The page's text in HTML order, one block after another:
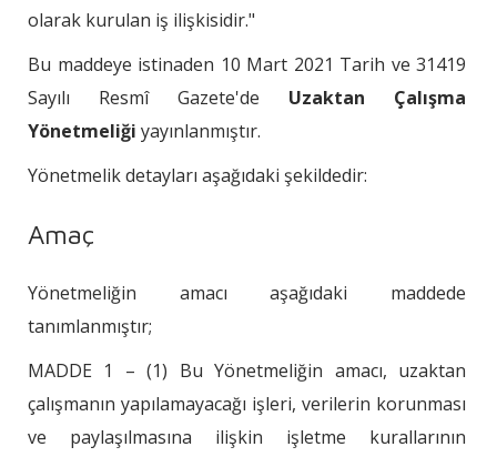
olarak kurulan iş ilişkisidir."
Bu maddeye istinaden 10 Mart 2021 Tarih ve 31419
Sayılı Resmî Gazete'de Uzaktan Çalışma
Yönetmeliği yayınlanmıştır.
Yönetmelik detayları aşağıdaki şekildedir:
Amaç
Yönetmeliğin amacı aşağıdaki maddede
tanımlanmıştır;
MADDE 1 – (1) Bu Yönetmeliğin amacı, uzaktan
çalışmanın yapılamayacağı işleri, verilerin korunması
ve paylaşılmasına ilişkin işletme kurallarının